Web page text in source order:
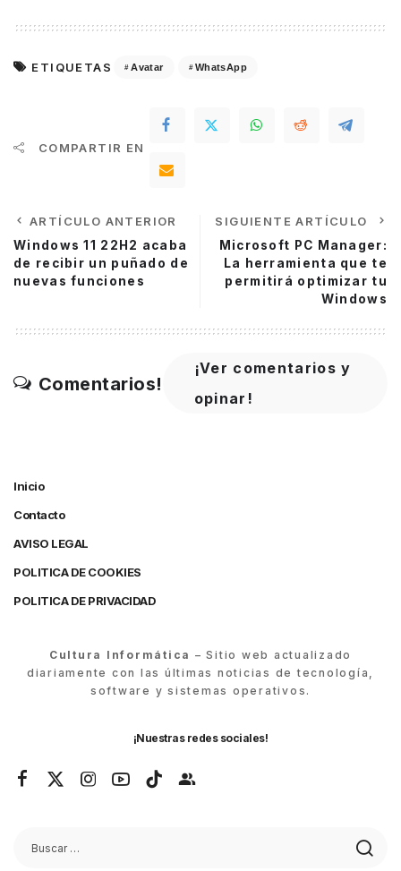
ETIQUETAS Avatar WhatsApp
COMPARTIR EN
ARTÍCULO ANTERIOR
Windows 11 22H2 acaba
de recibir un puñado de
nuevas funciones
SIGUIENTE ARTÍCULO
Microsoft PC Manager:
La herramienta que te
permitirá optimizar tu
Windows
Comentarios!
¡Ver comentarios y
opinar!
Inicio
Contacto
AVISO LEGAL
POLITICA DE COOKIES
POLITICA DE PRIVACIDAD
Cultura Informática – Sitio web actualizado
diariamente con las últimas noticias de tecnología,
software y sistemas operativos.
¡Nuestras redes sociales!